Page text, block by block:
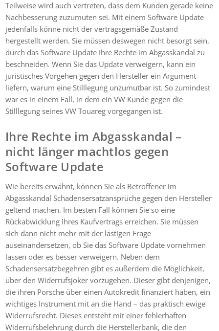
Teilweise wird auch vertreten, dass dem Kunden gerade keine
Nachbesserung zuzumuten sei. Mit einem Software Update
jedenfalls könne nicht der vertragsgemäße Zustand
hergestellt werden. Sie müssen deswegen nicht besorgt sein,
durch das Software Update Ihre Rechte im Abgasskandal zu
beschneiden. Wenn Sie das Update verweigern, kann ein
juristisches Vorgehen gegen den Hersteller ein Argument
liefern, warum eine Stilllegung unzumutbar ist. So zumindest
war es in einem Fall, in dem ein VW Kunde gegen die
Stilllegung seines VW Touareg vorgegangen ist.
Ihre Rechte im Abgasskandal –
nicht länger machtlos gegen
Software Update
Wie bereits erwähnt, können Sie als Betroffener im
Abgasskandal Schadensersatzansprüche gegen den Hersteller
geltend machen. Im besten Fall können Sie so eine
Rückabwicklung Ihres Kaufvertrags erreichen. Sie müssen
sich dann nicht mehr mit der lästigen Frage
auseinandersetzen, ob Sie das Software Update vornehmen
lassen oder es besser verweigern. Neben dem
Schadensersatzbegehren gibt es außerdem die Möglichkeit,
über den Widerrufsjoker vorzugehen. Dieser gibt denjenigen,
die ihren Porsche über einen Autokredit finanziert haben, ein
wichtiges Instrument mit an die Hand – das praktisch ewige
Widerrufsrecht. Dieses entsteht mit einer fehlerhaften
Widerrufsbelehrung durch die Herstellerbank, die den